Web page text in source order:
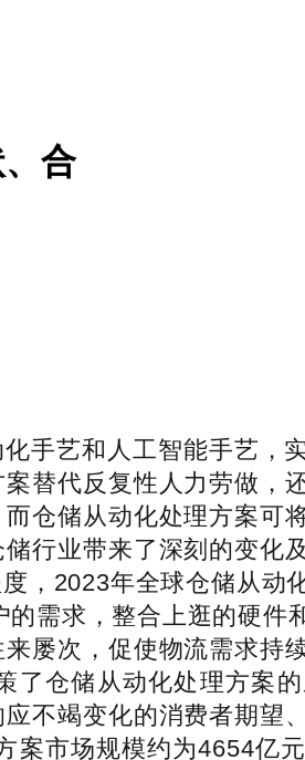
合
艺和人工智能手艺，
替代反复性人力劳做，
仓储从动化处理方案可
行业带来了深刻的变化
，2023年全球仓储从动
需求，整合上逛的硬件
屡次，促使物流需求持
仓储从动化处理方案
不竭变化的消费者期望
市场规模约为4654亿